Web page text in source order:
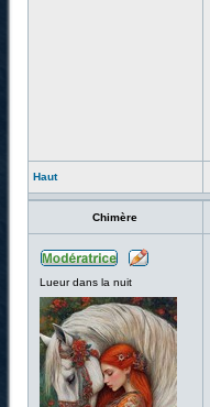
Haut
Chimère
Lueur dans la nuit